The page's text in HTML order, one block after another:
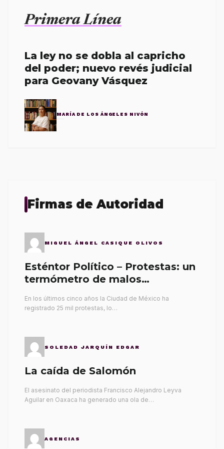
Primera Línea
La ley no se dobla al capricho
del poder; nuevo revés judicial
para Geovany Vásquez
MARÍA DE LOS ÁNGELES NIVÓN
Firmas de Autoridad
MIGUEL ÁNGEL CASIQUE OLIVOS
Esténtor Político – Protestas: un
termómetro de malos
En los últimos cinco años la Ciudad de México ha
registrado 25 mil protestas, lo…
SOLEDAD JARQUÍN EDGAR
La caída de Salomón
El asesinato del periodista Francisco Alejandro Leyva
Aguilar en Oaxaca ha generado una ola de…
AGENCIAS